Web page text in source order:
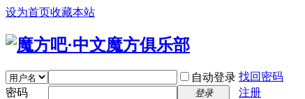
设为首页收藏本站
自动登录 找回密码
密码
登录
注册